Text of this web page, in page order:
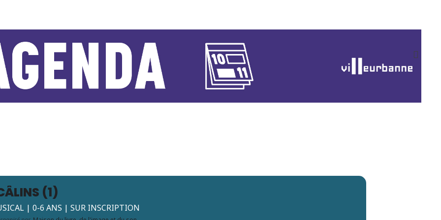
(1)
| 0-6 ANS | SUR INSCRIPTION